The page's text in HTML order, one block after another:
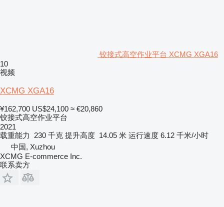
铰接式高空作业平台 XCMG XGA16
10
视频
XCMG XGA16
¥162,700 US$24,100 ≈ €20,860
铰接式高空作业平台
2021
载重能力
230 千克 提升高度 14.05 米 运行速度 6.12 千米/小时
中国, Xuzhou
XCMG E-commerce Inc.
联系卖方